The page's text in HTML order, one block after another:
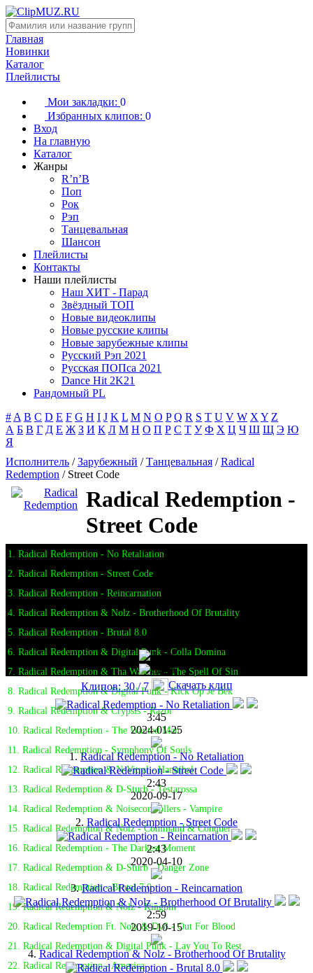
Главная
Новинки
Каталог
Плейлисты
Мои закладки: 0
Избранных клипов: 0
Вход
На главную
Каталог
Жанры
R’n’B
Поп
Рок
Рэп
Танцевальная
Шансон
Плейлисты
Контакты
Наши плейлисты
Наш ХИТ - Парад
Звёздный ТОП
Новые видеоклипы
Новые русские клипы
Новые зарубежные клипы
Русский Рэп 2021
Русская ПОПса 2021
Dance Hit 2K21
Рандомный PL
# A B C D E F G H I J K L M N O P Q R S T U V W X Y Z
А Б В Г Д Е Ж З И К Л М Н О П Р С Т У Ф Х Ц Ч Ш Щ Э Ю
Я
Исполнитель /Зарубежный /Танцевальная /Radical
Redemption / Street Code
Radical Redemption -
Street Code
1. Radical Redemption - No Retaliation
2. Radical Redemption - Street Code
3. Radical Redemption - Reincarnation
4. Radical Redemption & Nolz - Brotherhood Of Brutality
5. Radical Redemption - Brutal 8.0
6. Radical Redemption & Digital Punk - Colla Domina
7. Radical Redemption & Tha Watcher - The Spell Of Sin
8. Radical Redemption & Digital Punk - Kick Op Je Bek
9. Radical Redemption & Crypsis - Razor
10. Radical Redemption - The Wanted Man
11. Radical Redemption - Symphony Of Souls
12. Radical Redemption & N-Vitral - Hannibal
13. Radical Redemption & D-Sturb - Testarossa
14. Radical Redemption & Noisecontrollers - Vampire
15. Radical Redemption & Nolz - Command & Conquer
16. Radical Redemption - The Darkest Moment
17. Radical Redemption & D-Sturb - Danger Zone
18. Radical Redemption - Brutal 7.0
19. Radical Redemption & Nolz - Kingpin
20. Radical Redemption Ft. Nolz & Dv8 - Out For Blood
21. Radical Redemption & Digital Punk - Lay You To Rest
22. Radical Redemption - America
Клипов: 30 / 7 Скачать клип
3:45
2024-01-25
1.Radical Redemption - No Retaliation
2:43
2020-09-17
2. Radical Redemption - Street Code
2:43
2020-04-10
3.Radical Redemption - Reincarnation
2:59
2019-10-15
4. Radical Redemption & Nolz - Brotherhood Of Brutality